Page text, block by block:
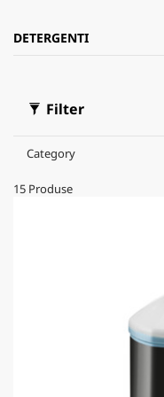
DETERGENTI
Filter
Category
15 Produse